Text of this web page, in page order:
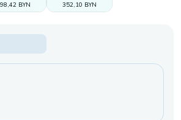
BYN 352,10 BYN